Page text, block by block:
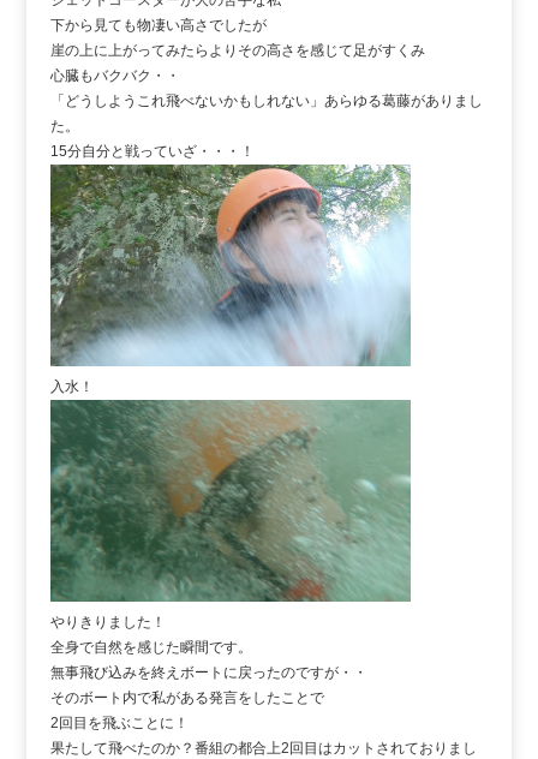
下から見ても物凄い高さでしたが
崖の上に上がってみたらよりその高さを感じて足がすくみ
心臓もバクバク・・
「どうしようこれ飛べないかもしれない」あらゆる葛藤がありまし
た。
15分自分と戦っていざ・・・！
入水！
やりきりました！
全身で自然を感じた瞬間です。
無事飛び込みを終えボートに戻ったのですが・・
そのボート内で私がある発言をしたことで
2回目を飛ぶことに！
果たして飛べたのか？番組の都合上2回目はカットされておりまし